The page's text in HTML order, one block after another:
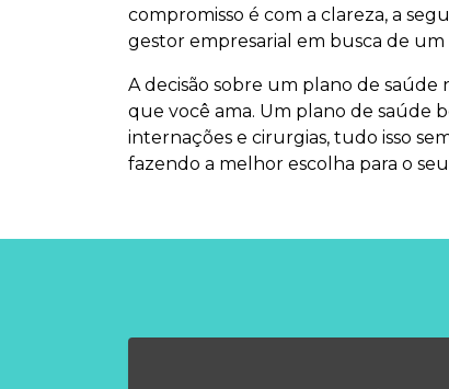
compromisso é com a clareza, a
gestor empresarial em busca de
A decisão sobre um plano de
que você ama. Um plano de saúde
internações e cirurgias, tudo isso
fazendo a melhor escolha para o